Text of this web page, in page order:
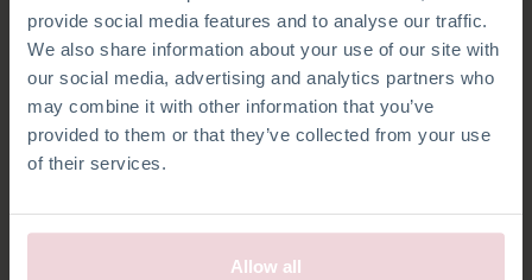
provide social media features and to analyse our traffic.
We also share information about your use of our site with
our social media, advertising and analytics partners who
may combine it with other information that you’ve
provided to them or that they’ve collected from your use
of their services.
Allow all